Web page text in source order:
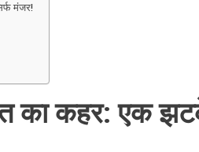
मंजर!
का कहर: एक